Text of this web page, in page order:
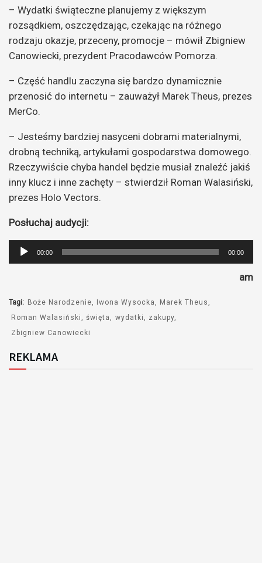
– Wydatki świąteczne planujemy z większym
rozsądkiem, oszczędzając, czekając na różnego
rodzaju okazje, przeceny, promocje – mówił Zbigniew
Canowiecki, prezydent Pracodawców Pomorza.
– Część handlu zaczyna się bardzo dynamicznie
przenosić do internetu – zauważył Marek Theus, prezes
MerCo.
– Jesteśmy bardziej nasyceni dobrami materialnymi,
drobną techniką, artykułami gospodarstwa domowego.
Rzeczywiście chyba handel będzie musiał znaleźć jakiś
inny klucz i inne zachęty – stwierdził Roman Walasiński,
prezes Holo Vectors.
Posłuchaj audycji:
Odtwarzacz
plików
00:00 00:00
am
Tagi: Boże Narodzenie Iwona Wysocka
Marek Theus
Roman Walasiński
święta wydatki
zakupy
Zbigniew Canowiecki
REKLAMA